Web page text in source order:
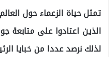
تمثل حياة الزعماء حول
الذين اعتادوا على متابعة
لذلك نرصد عددا من خبايا